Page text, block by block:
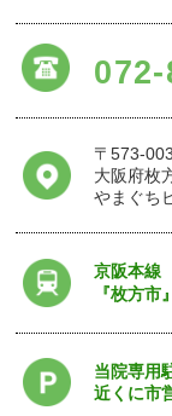
〒573-
大阪府枚
やまぐち
京阪本線
『枚方
当院専用
近くに市